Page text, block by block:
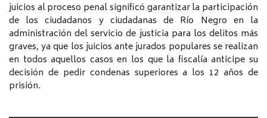
juicios al proceso penal significó garantizar la participación
de los ciudadanos y ciudadanas de Río Negro en la
administración del servicio de justicia para los delitos más
graves, ya que los juicios ante jurados populares se realizan
en todos aquellos casos en los que la fiscalía anticipe su
decisión de pedir condenas superiores a los 12 años de
prisión.